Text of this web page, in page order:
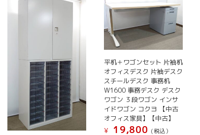
平机＋ワゴンセット 片袖机
オフィスデスク 片袖デスク
スチールデスク 事務机
W1600 事務デスク デスク
ワゴン ３段ワゴン インサ
イドワゴン コクヨ 【中古
オフィス家具】【中古】
¥
19,800 (税込）